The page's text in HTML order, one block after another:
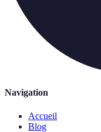
Navigation
Accueil
Blog